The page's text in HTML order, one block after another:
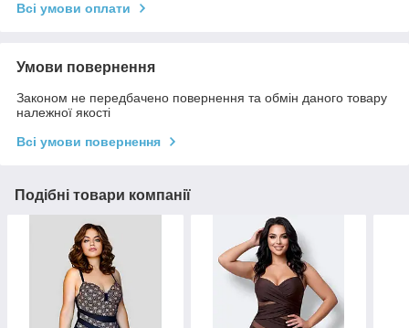
Всі умови оплати
Умови повернення
Законом не передбачено повернення та обмін даного товару
належної якості
Всі умови повернення
Подібні товари компанії